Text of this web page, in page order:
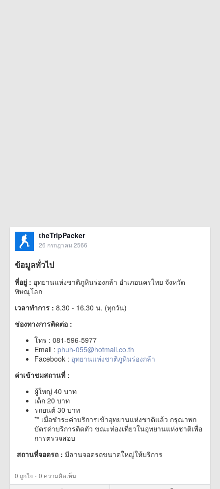
theTripPacker
26 กรกฎาคม 2566
ข้อมูลทั่วไป
ที่อยู่ : อุทยานแห่งชาติภูหินร่องกล้า อำเภอนครไทย จังหวัด
พิษณุโลก
เวลาทำการ : 8.30 - 16.30 น. (ทุกวัน)
ช่องทางการติดต่อ :
โทร : 081-596-5977
Email : phuh-055@hotmail.co.th
Facebook : อุทยานแห่งชาติภูหินร่องกล้า
ค่าเข้าชมสถานที่ :
ผู้ใหญ่ 40 บาท
เด็ก 20 บาท
รถยนต์ 30 บาท
** เมื่อชำระค่าบริการเข้าอุทยานแห่งชาติแล้ว กรุณาพก
บัตรค่าบริการติดตัว ขณะท่องเที่ยวในอุทยานแห่งชาติเพื่อ
การตรวจสอบ
สถานที่จอดรถ : มีลานจอดรถขนาดใหญ่ให้บริการ
0 ถูกใจ · 0 ความคิดเห็น